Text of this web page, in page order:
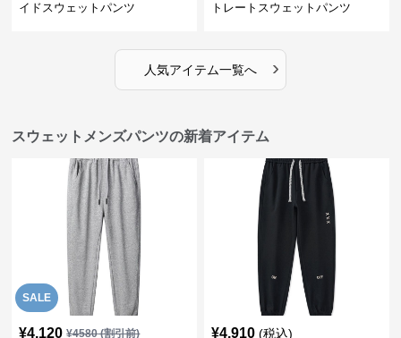
イドスウェットパンツ
トレートスウェットパンツ
人気アイテム一覧へ ›
スウェットメンズパンツの新着アイテム
SALE
¥4,120 ¥4580(割引前) ¥4,910 (税込)